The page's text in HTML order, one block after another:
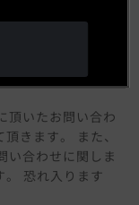
頂いたお問い合わ
きます。 また、
い合わせに関しま
。 恐れ入ります